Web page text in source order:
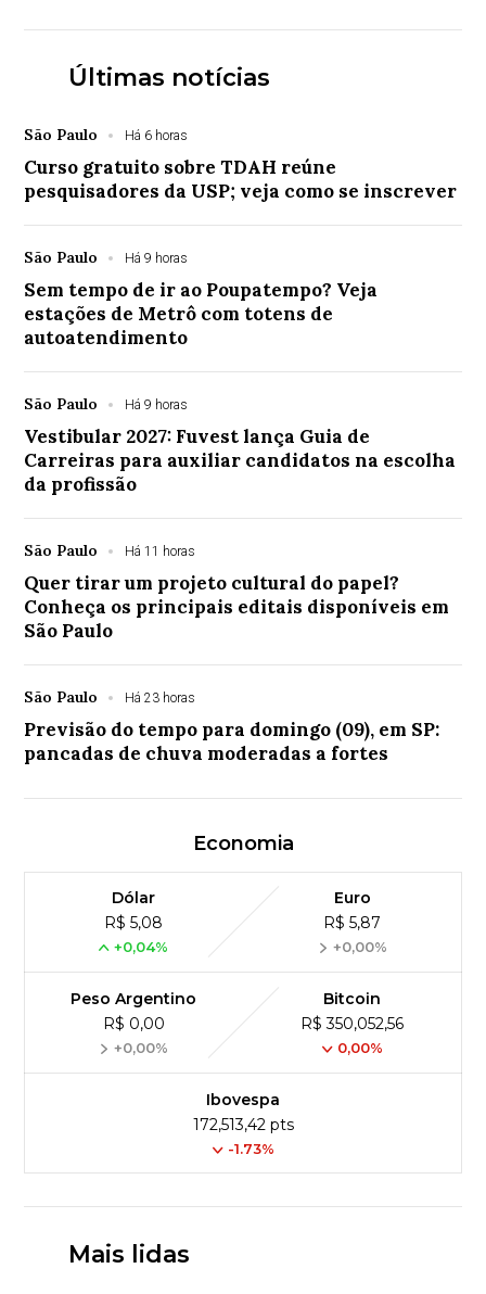
Últimas notícias
São Paulo Há 6 horas
Curso gratuito sobre TDAH reúne
pesquisadores da USP; veja como se inscrever
São Paulo Há 9 horas
Sem tempo de ir ao Poupatempo? Veja
estações de Metrô com totens de
autoatendimento
São Paulo Há 9 horas
Vestibular 2027: Fuvest lança Guia de
Carreiras para auxiliar candidatos na escolha
da profissão
São Paulo Há 11 horas
Quer tirar um projeto cultural do papel?
Conheça os principais editais disponíveis em
São Paulo
São Paulo Há 23 horas
Previsão do tempo para domingo (09), em SP:
pancadas de chuva moderadas a fortes
Economia
Dólar
R$ 5,08
+0,04%
Euro
R$ 5,87
+0,00%
Peso Argentino
R$ 0,00
+0,00%
Bitcoin
R$ 350,052,56
0,00%
Ibovespa
172,513,42 pts
-1.73%
Mais lidas